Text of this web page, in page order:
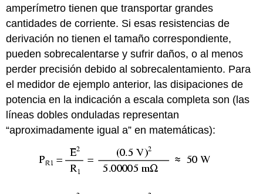
amperímetro tienen que transportar grandes
cantidades de corriente. Si esas resistencias de
derivación no tienen el tamaño correspondiente,
pueden sobrecalentarse y sufrir daños, o al menos
perder precisión debido al sobrecalentamiento. Para
el medidor de ejemplo anterior, las disipaciones de
potencia en la indicación a escala completa son (las
líneas dobles onduladas representan
“aproximadamente igual a” en matemáticas):